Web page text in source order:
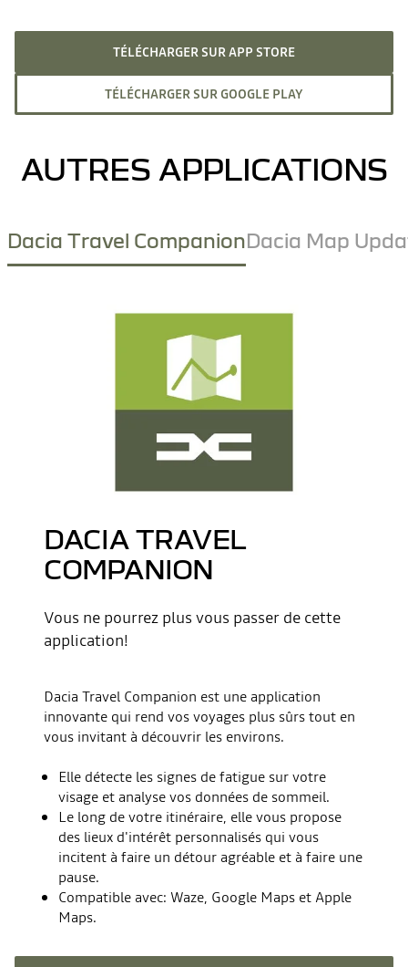
TÉLÉCHARGER SUR APP STORE
TÉLÉCHARGER SUR GOOGLE PLAY
AUTRES APPLICATIONS
Dacia Travel CompanionDacia Map
DACIA TRAVEL
COMPANION
Vous ne pourrez plus vous passer de cette
application!
Dacia Travel Companion est une application
innovante qui rend vos voyages plus sûrs tout en
vous invitant à découvrir les environs.
Elle détecte les signes de fatigue sur votre
visage et analyse vos données de sommeil.
Le long de votre itinéraire, elle vous propose
des lieux d'intérêt personnalisés qui vous
incitent à faire un détour agréable et à faire une
pause.
Compatible avec: Waze, Google Maps et Apple
Maps.